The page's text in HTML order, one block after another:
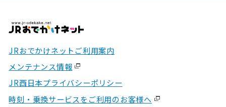
JRおでかけネットご利用案内
メンテナンス情報
JR西日本プライバシーポリシー
時刻・乗換サービスをご利用のお客様へ